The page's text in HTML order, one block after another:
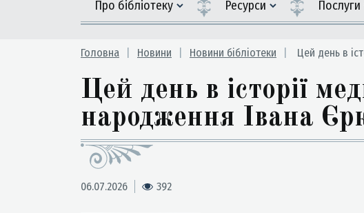
Про бібліотеку Ресурси Послуги
Головна Новини Новини бібліотеки Цей день в
Цей день в історії
народження Івана
06.07.2026 392